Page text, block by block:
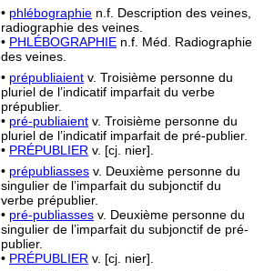
• phlébographie n.f. Description des veines,
radiographie des veines.
• PHLÉBOGRAPHIE n.f. Méd. Radiographie
des veines.
• prépubliaient v. Troisième personne du
pluriel de l’indicatif imparfait du verbe
prépublier.
• pré-publiaient v. Troisième personne du
pluriel de l’indicatif imparfait de pré-publier.
• PRÉPUBLIER v. [cj. nier].
• prépubliasses v. Deuxième personne du
singulier de l’imparfait du subjonctif du
verbe prépublier.
• pré-publiasses v. Deuxième personne du
singulier de l’imparfait du subjonctif de pré-
publier.
• PRÉPUBLIER v. [cj. nier].